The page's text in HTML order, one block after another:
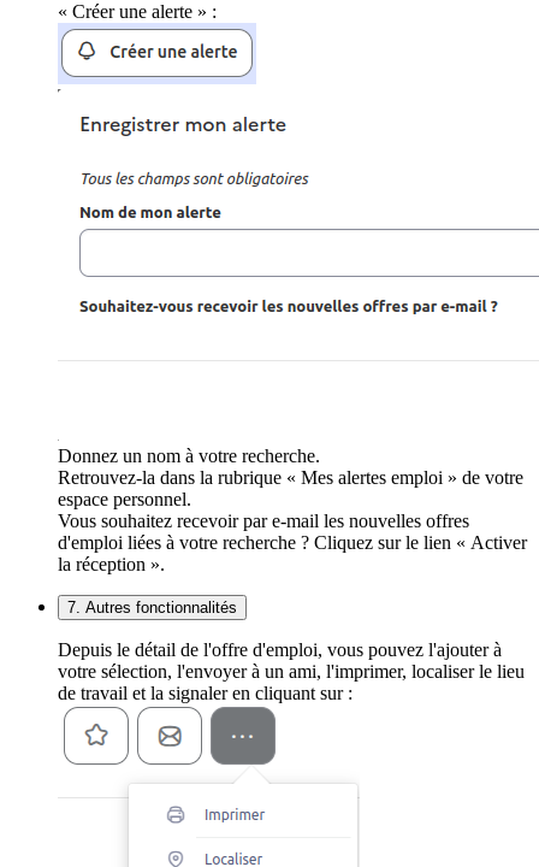
« Créer une alerte » :
Donnez un nom à votre recherche.
Retrouvez-la dans la rubrique « Mes alertes emploi » de votre
espace personnel.
Vous souhaitez recevoir par e-mail les nouvelles offres
d'emploi liées à votre recherche ? Cliquez sur le lien « Activer
la réception ».
7. Autres fonctionnalités
Depuis le détail de l'offre d'emploi, vous pouvez l'ajouter à
votre sélection, l'envoyer à un ami, l'imprimer, localiser le lieu
de travail et la signaler en cliquant sur :